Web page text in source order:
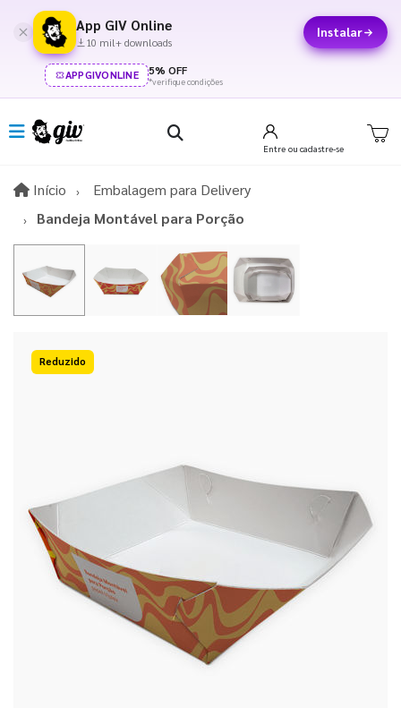
App GIV Online
10 mil+ downloads
Instalar
APPGIVONLINE 5% OFF
*verifique condições
Entre ou cadastre-se
Início InícioEmbalagem para Delivery
Bandeja Montável para Porção
15%OFF